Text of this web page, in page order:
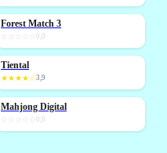
NIEUW
Forest Match 3
0,0
NIEUW
Tiental
★★★★☆3,9
NIEUW
Mahjong Digital
0,0